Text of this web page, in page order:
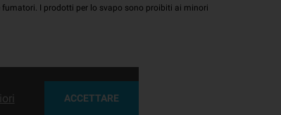
I prodotti per lo svapo sono proibiti ai minori
ACCETTARE